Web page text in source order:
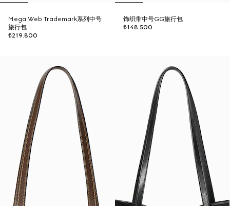
Mega Web Trademark系列中号
旅行包
₺219.800
饰织带中号GG旅行包
₺148.500